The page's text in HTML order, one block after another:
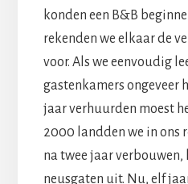
konden een B&B
rekenden we elkaar de
voor. Als we eenvoudig
gastenkamers ongeveer
jaar verhuurden moest
2000 landden we in ons
na twee jaar verbouwen,
neusgaten uit. Nu, elf